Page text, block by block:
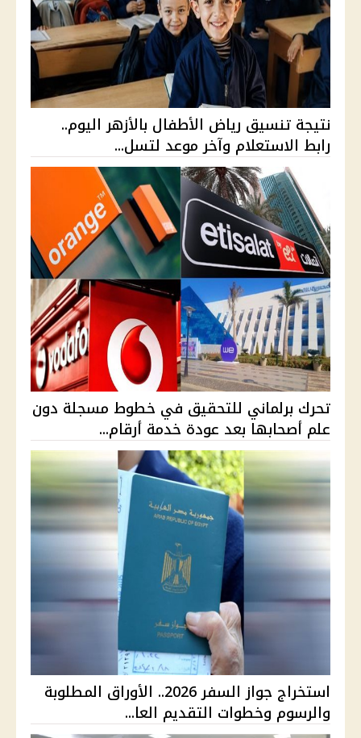
نتيجة تنسيق رياض الأطفال بالأزهر اليوم..
رابط الاستعلام وآخر موعد لتسل...
تحرك برلماني للتحقيق في خطوط مسجلة دون
علم أصحابها بعد عودة خدمة أرقام...
استخراج جواز السفر 2026.. الأوراق المطلوبة
والرسوم وخطوات التقديم العا...